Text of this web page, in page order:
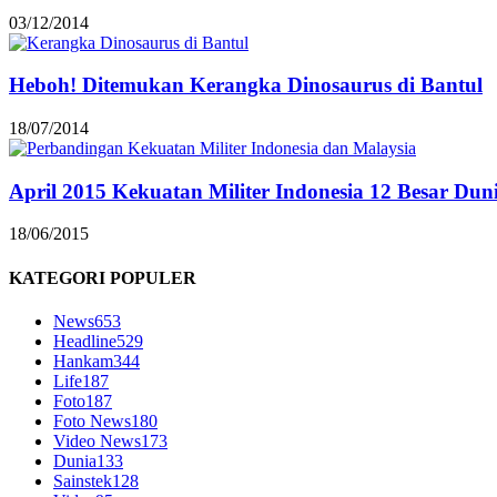
03/12/2014
Heboh! Ditemukan Kerangka Dinosaurus di Bantul
18/07/2014
April 2015 Kekuatan Militer Indonesia 12 Besar
18/06/2015
KATEGORI POPULER
News653
Headline529
Hankam344
Life187
Foto187
Foto News180
Video News173
Dunia133
Sainstek128